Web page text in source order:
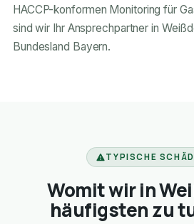
HACCP-konformen Monitoring für
sind wir Ihr Ansprechpartner in
Bundesland Bayern.
TYPISCHE
Womit wir in
häufigsten zu